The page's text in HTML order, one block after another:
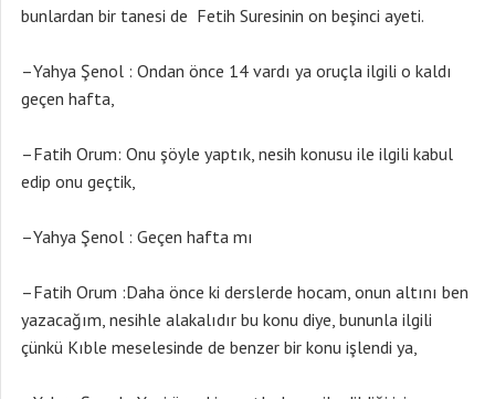
bunlardan bir tanesi de Fetih Suresinin on beşinci ayeti.
–Yahya Şenol : Ondan önce 14 vardı ya oruçla ilgili o kaldı
geçen hafta,
–Fatih Orum: Onu şöyle yaptık, nesih konusu ile ilgili kabul
edip onu geçtik,
–Yahya Şenol : Geçen hafta mı
–Fatih Orum :Daha önce ki derslerde hocam, onun altını ben
yazacağım, nesihle alakalıdır bu konu diye, bununla ilgili
çünkü Kıble meselesinde de benzer bir konu işlendi ya,